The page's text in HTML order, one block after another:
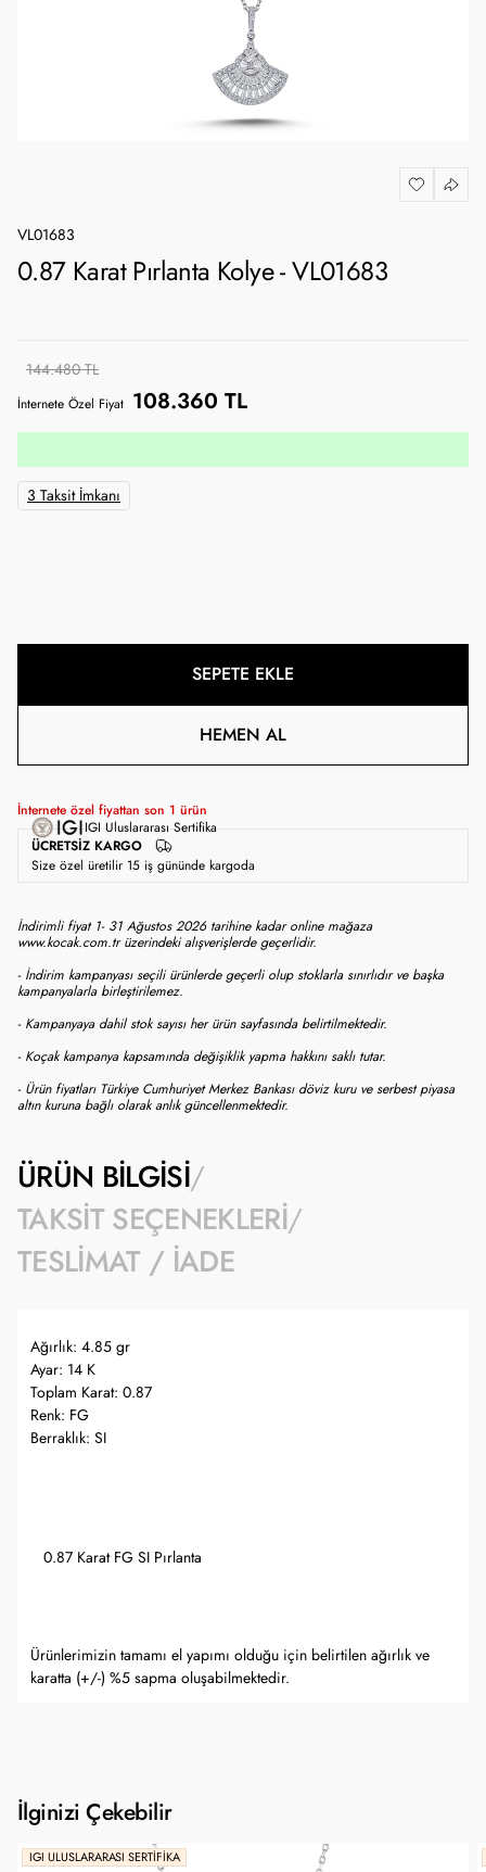
VL01683
0.87 Karat Pırlanta Kolye - VL01683
144.480 TL
İnternete Özel Fiyat 108.360 TL
3 Taksit İmkanı
SEPETE EKLE
HEMEN AL
İnternete özel fiyattan son 1 ürün
ÜCRETSIZ KARGO
IGI Uluslararası Sertifika
Size özel üretilir 15 iş gününde kargoda
İndirimli fiyat 1- 31 Ağustos 2026 tarihine kadar online mağaza
www.kocak.com.tr üzerindeki alışverişlerde geçerlidir.
- İndirim kampanyası seçili ürünlerde geçerli olup stoklarla sınırlıdır ve başka
kampanyalarla birleştirilemez.
- Kampanyaya dahil stok sayısı her ürün sayfasında belirtilmektedir.
- Koçak kampanya kapsamında değişiklik yapma hakkını saklı tutar.
- Ürün fiyatları Türkiye Cumhuriyet Merkez Bankası döviz kuru ve serbest piyasa
altın kuruna bağlı olarak anlık güncellenmektedir.
ÜRÜN BILGISI
TAKSIT SEÇENEKLERI
TESLIMAT / İADE
Ağırlık: 4.85 gr
Ayar: 14 K
Toplam Karat: 0.87
Renk: FG
Berraklık: SI
0.87 Karat FG SI Pırlanta
Ürünlerimizin tamamı el yapımı olduğu için belirtilen ağırlık ve
karatta (+/-) %5 sapma oluşabilmektedir.
İlginizi Çekebilir
IGI ULUSLARARASI SERTIFIKA